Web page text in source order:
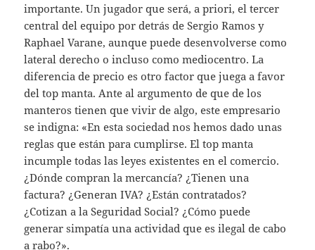
importante. Un jugador que será, a priori, el tercer
central del equipo por detrás de Sergio Ramos y
Raphael Varane, aunque puede desenvolverse como
lateral derecho o incluso como mediocentro. La
diferencia de precio es otro factor que juega a favor
del top manta. Ante al argumento de que de los
manteros tienen que vivir de algo, este empresario
se indigna: «En esta sociedad nos hemos dado unas
reglas que están para cumplirse. El top manta
incumple todas las leyes existentes en el comercio.
¿Dónde compran la mercancía? ¿Tienen una
factura? ¿Generan IVA? ¿Están contratados?
¿Cotizan a la Seguridad Social? ¿Cómo puede
generar simpatía una actividad que es ilegal de cabo
a rabo?».